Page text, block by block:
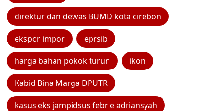
direktur dan dewas BUMD kota cirebon
ekspor impor eprsib
harga bahan pokok turun ikon
Kabid Bina Marga DPUTR
kasus eks jampidsus febrie adriansyah